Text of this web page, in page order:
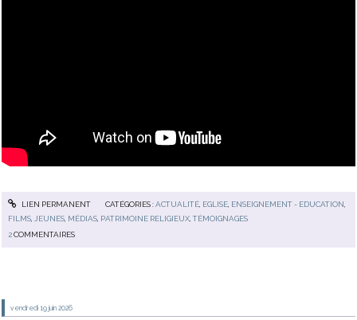
LIEN PERMANENT CATÉGORIES :ACTUALITÉ, EGLISE, ENSEIGNEMENT - EDUCATION
FILMS,JEUNES, MÉDIAS, PATRIMOINE RELIGIEUX,TÉMOIGNAGES
2COMMENTAIRES
vendredi 19 juin 2026